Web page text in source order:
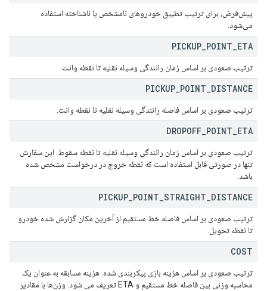
پیش‌فرض، برای ترتیب تطبیق خودروهای نامشخص یا ناشناخته استفاده
می‌شود.
PICKUP POINT ETA
ترتیب صعودی بر اساس زمان رانندگی وسیله نقلیه تا نقطه وانت.
PICKUP POINT DISTANCE
ترتیب صعودی بر اساس فاصله رانندگی وسیله نقلیه تا نقطه وانت.
DROPOFF POINT ETA
ترتیب صعودی بر اساس زمان رانندگی وسیله نقلیه تا نقطه سقوط. این سفارش
تنها در صورتی قابل استفاده است که نقطه خروج در درخواست مشخص شده
باشد.
PICKUP POINT STRAIGHT DISTANCE
ترتیب صعودی بر اساس فاصله خط مستقیم از آخرین مکان گزارش شده خودرو
تا نقطه تحویل.
COST
ترتیب صعودی بر اساس هزینه بازی پیکربندی شده. هزینه مسابقه به عنوان یک
محاسبه وزنی بین فاصله خط مستقیم و ETA تعریف می شود. وزن‌ها با مقادیر